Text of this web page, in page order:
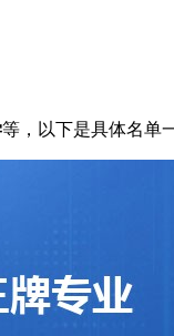
等，以下是具体名单